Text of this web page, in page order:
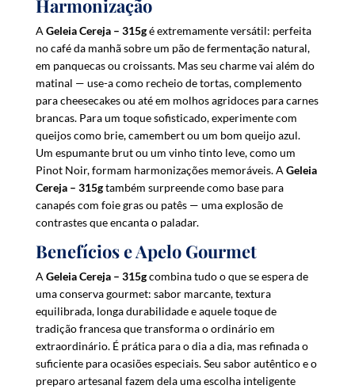
Harmonização
A Geleia Cereja – 315gé extremamente versátil: perfeita
no café da manhã sobre um pão de fermentação natural,
em panquecas ou croissants. Mas seu charme vai além do
matinal — use-a como recheio de tortas, complemento
para cheesecakes ou até em molhos agridoces para carnes
brancas. Para um toque sofisticado, experimente com
queijos como brie, camembert ou um bom queijo azul.
Um espumante brut ou um vinho tinto leve, como um
Pinot Noir, formam harmonizações memoráveis. A Geleia
Cereja – 315gtambém surpreende como base para
canapés com foie gras ou patês — uma explosão de
contrastes que encanta o paladar.
Benefícios e Apelo Gourmet
A Geleia Cereja – 315gcombina tudo o que se espera de
uma conserva gourmet: sabor marcante, textura
equilibrada, longa durabilidade e aquele toque de
tradição francesa que transforma o ordinário em
extraordinário. É prática para o dia a dia, mas refinada o
suficiente para ocasiões especiais. Seu sabor autêntico e o
preparo artesanal fazem dela uma escolha inteligente